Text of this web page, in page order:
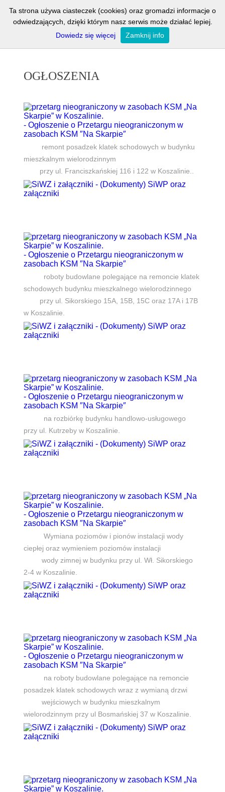
O NAS GALERIA OGŁOSZENIA
KOMUNIKATY KONTAKT E-KARTOTEKA
OGŁOSZENIA
- Ogłoszenie o Przetargu nieograniczonym w
zasobach KSM ″Na Skarpie″
remont posadzek klatek schodowych w budynku
mieszkalnym wielorodzinnym
przy ul. Franciszkańskiej 116 i 122 w Koszalinie..
- (Dokumenty) SiWP oraz
załączniki
- Ogłoszenie o Przetargu nieograniczonym w
zasobach KSM ″Na Skarpie″
roboty budowlane polegające na remoncie klatek
schodowych budynku mieszkalnego wielorodzinnego
przy ul. Sikorskiego 15A, 15B, 15C oraz 17A i 17B
w Koszalinie.
- (Dokumenty) SiWP oraz
załączniki
- Ogłoszenie o Przetargu nieograniczonym w
zasobach KSM ″Na Skarpie″
na rozbiórkę budynku handlowo-usługowego
przy ul. Kutrzeby w Koszalinie.
- (Dokumenty) SiWP oraz
załączniki
- Ogłoszenie o Przetargu nieograniczonym w
zasobach KSM ″Na Skarpie″
Wymiana poziomów i pionów instalacji wody
ciepłej oraz wymieniem poziomów instalacji
wody zimnej w budynku przy ul. Wł. Sikorskiego
2-4 w Koszalinie.
- (Dokumenty) SiWP oraz
załączniki
- Ogłoszenie o Przetargu nieograniczonym w
zasobach KSM ″Na Skarpie″
na roboty budowlane polegające na remoncie
posadzek klatek schodowych wraz z wymianą drzwi
wejściowych w budynku mieszkalnym
wielorodzinnym przy ul Bosmańskiej 37 w Koszalinie.
- (Dokumenty) SiWP oraz
załączniki
Ta strona używa ciasteczek (cookies) oraz gromadzi informacje o
odwiedzających, dzięki którym nasz serwis może działać lepiej.
Dowiedz się więcej
Zamknij info